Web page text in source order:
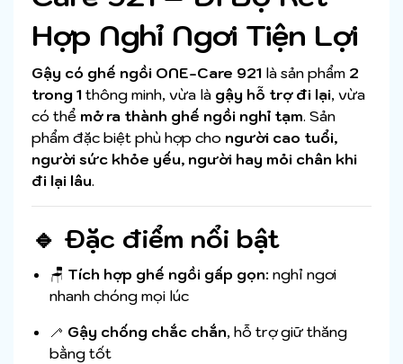
Hợp Nghỉ Ngơi Tiện Lợi
Gậy có ghế ngồi ONE-Care 921 là sản phẩm 2
trong 1 thông minh, vừa là gậy hỗ trợ đi lại, vừa
có thể mở ra thành ghế ngồi nghỉ tạm. Sản
phẩm đặc biệt phù hợp cho người cao tuổi,
người sức khỏe yếu, người hay mỏi chân khi
đi lại lâu.
🔹 Đặc điểm nổi bật
🪑 Tích hợp ghế ngồi gấp gọn: nghỉ ngơi
nhanh chóng mọi lúc
🦯 Gậy chống chắc chắn, hỗ trợ giữ thăng
bằng tốt